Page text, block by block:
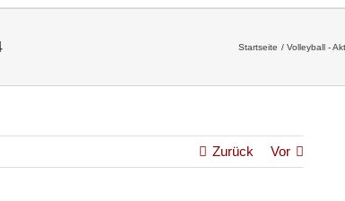
Startseite Volleyball -
Zurück Vor